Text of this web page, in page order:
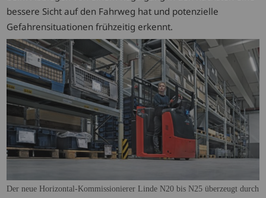
bessere Sicht auf den Fahrweg hat und potenzielle
Gefahrensituationen frühzeitig erkennt.
Der neue Horizontal-Kommissionierer Linde N20 bis N25 überzeugt durch